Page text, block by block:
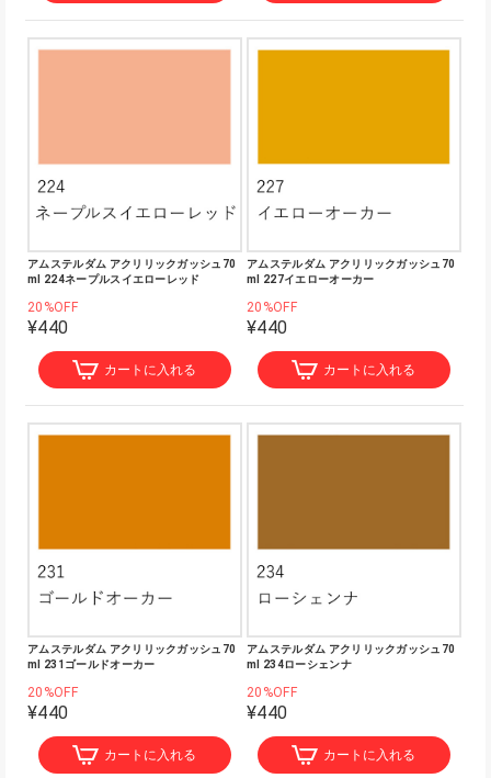
アムステルダム アクリリックガッシュ70
ml 224ネープルスイエローレッド
20%OFF
¥440
カートに入れる
アムステルダム アクリリックガッシュ70
ml 227イエローオーカー
20%OFF
¥440
カートに入れる
アムステルダム アクリリックガッシュ70
ml 231ゴールドオーカー
20%OFF
¥440
カートに入れる
アムステルダム アクリリックガッシュ70
ml 234ローシェンナ
20%OFF
¥440
カートに入れる